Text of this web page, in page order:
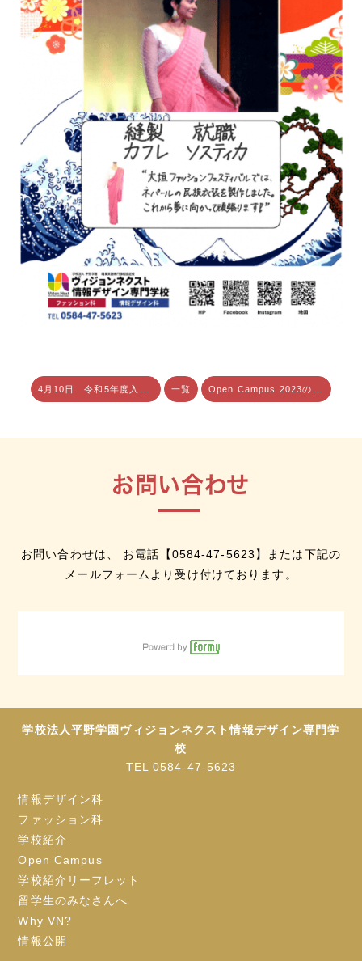
4月10日 令和5年度入学式が行われました。 一覧 Open Campus 2023のスケジュール
お問い合わせ
お問い合わせは、 お電話【0584-47-5623 】または下記の
メールフォームより受け付けております。
学校法人平野学園ヴィジョンネクスト情報デザイン専門学
校
TEL 0584-47-5623
情報デザイン科
ファッション科
学校紹介
Open Campus
学校紹介リーフレット
留学生のみなさんへ
Why VN?
情報公開